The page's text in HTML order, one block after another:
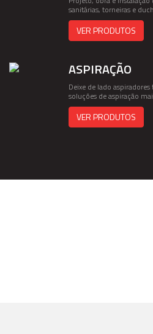
sanitárias, torneiras e
VER PRODUTOS
ASPIRAÇÃO
Deixe de lado
soluções de aspiração
VER PRODUTOS